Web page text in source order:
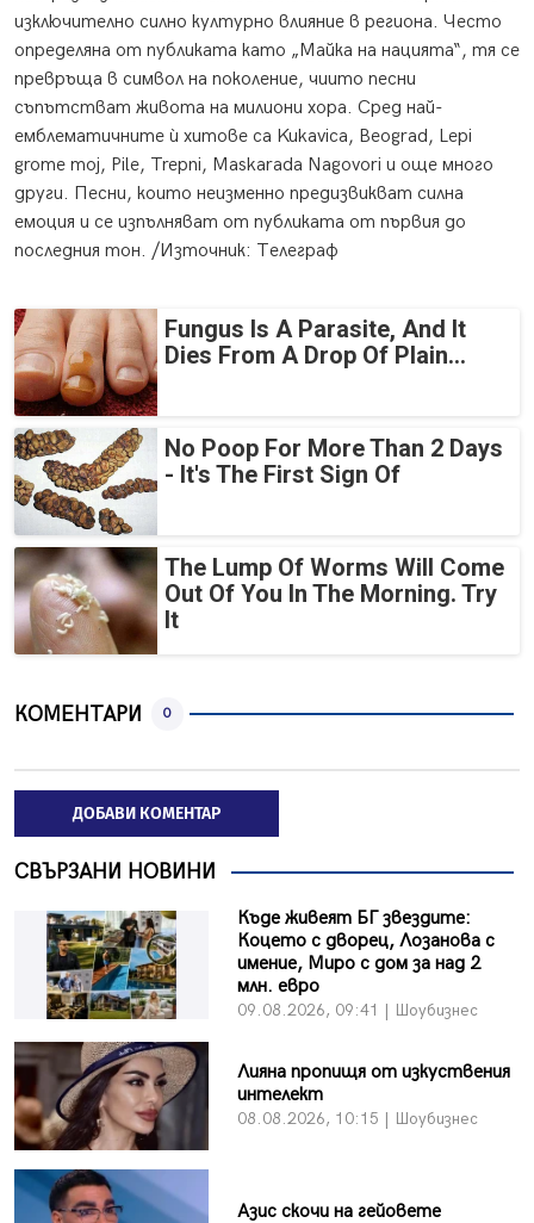
изключително силно културно влияние в региона. Често
определяна от публиката като „Майка на нацията“, тя се
превръща в символ на поколение, чиито песни
съпътстват живота на милиони хора. Сред най-
емблематичните ѝ хитове са Kukavica, Beograd, Lepi
grome moj, Pile, Trepni, Maskarada Nagovori и още много
други. Песни, които неизменно предизвикват силна
емоция и се изпълняват от публиката от първия до
последния тон. /Източник: Телеграф
Fungus Is A Parasite, And It
Dies From A Drop Of Plain...
No Poop For More Than 2 Days
- It's The First Sign Of
The Lump Of Worms Will Come
Out Of You In The Morning. Try
It
КОМЕНТАРИ 0
ДОБАВИ КОМЕНТАР
СВЪРЗАНИ НОВИНИ
Къде живеят БГ звездите:
Коцето с дворец, Лозанова с
имение, Миро с дом за над 2
млн. евро
09.08.2026, 09:41 | Шоубизнес
Лияна пропищя от изкуствения
интелект
08.08.2026, 10:15 | Шоубизнес
Азис скочи на гейовете